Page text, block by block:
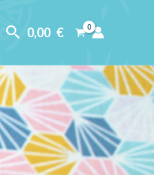
Rechercher
0,00 €